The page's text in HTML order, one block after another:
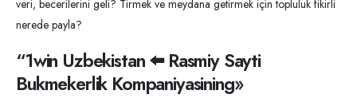
veri, becerilerini geli? Tirmek ve meydana getirmek için topluluk fikirli
nerede payla?
“1win Uzbekistan ⬅️ Rasmiy Sayti
Bukmekerlik Kompaniyasining»